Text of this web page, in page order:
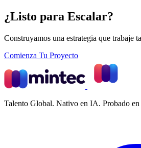
¿Listo para Escalar?
Construyamos una estrategia que trabaje
Comienza Tu Proyecto
Talento Global. Nativo en IA. Probado en